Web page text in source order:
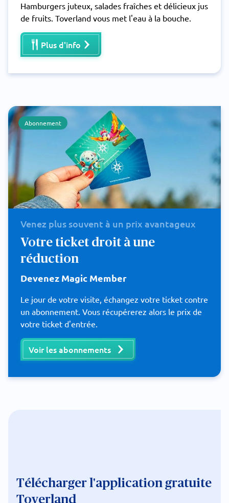
Hamburgers juteux, salades fraîches et délicieux jus
de fruits. Toverland vous met l'eau à la bouche.
Plus d'info
Abonnement
Venez plus souvent à un prix avantageux
Votre ticket droit à une
réduction
Devenez Magic Member
Le jour de votre visite, échangez votre ticket contre
un abonnement. Vous récupérerez alors le prix de
votre ticket d'entrée.
Voir les abonnements
Télécharger l'application gratuite
Toverland